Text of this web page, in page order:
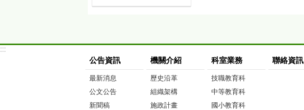
:::
公告資訊
最新消息
公文公告
新聞稿
機關介紹
歷史沿革
組織架構
施政計畫
科室業務
技職教育科
中等教育科
國小教育科
聯絡資訊